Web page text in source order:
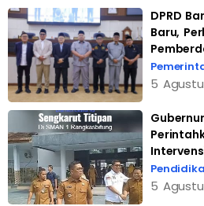
DPRD
Baru,
5
5